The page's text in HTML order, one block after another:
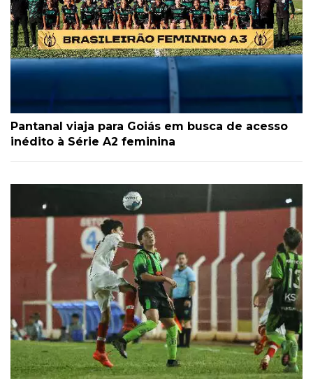
Pantanal viaja para Goiás em busca de acesso
inédito à Série A2 feminina